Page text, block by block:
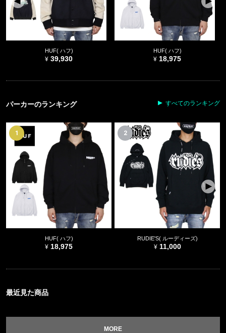
HUF( ハフ)
39,930
HUF( ハフ)
18,975
パーカーのランキング すべてのランキング
1
HUF( ハフ)
18,975
2
RUDIE'S( ルーディーズ)
11,000
最近見た商品
MORE